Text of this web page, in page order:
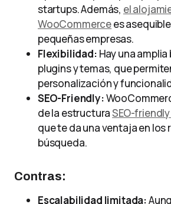
startups. Además, el
WooCommercees
pequeñas empresas.
Flexibilidad: Hay una
plugins y temas, que
personalización y
SEO-Friendly:
de la estructuraSEO-
que te da una ventaja en los
búsqueda.
Contras:
Escalabilidad limitada: